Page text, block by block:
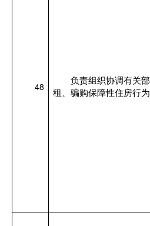
48
负责组织协调有关
租、骗购保障性住房行